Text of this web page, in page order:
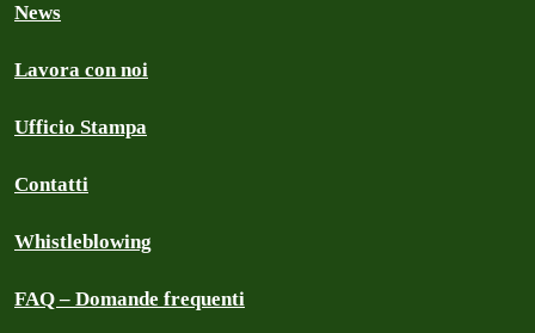
News
Lavora con noi
Ufficio Stampa
Contatti
Whistleblowing
FAQ – Domande frequenti